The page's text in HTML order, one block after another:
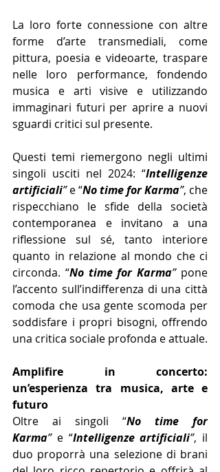
La loro forte connessione con altre
forme d’arte transmediali, come
pittura, poesia e videoarte, traspare
nelle loro performance, fondendo
musica e arti visive e utilizzando
immaginari futuri per aprire a nuovi
sguardi critici sul presente.
Questi temi riemergono negli ultimi
singoli usciti nel 2024: “Intelligenze
artificiali” e “No time for Karma”, che
rispecchiano le sfide della società
contemporanea e invitano a una
riflessione sul sé, tanto interiore
quanto in relazione al mondo che ci
circonda. “No time for Karma” pone
l’accento sull’indifferenza di una città
comoda che usa gente scomoda per
soddisfare i propri bisogni, offrendo
una critica sociale profonda e attuale.
Amplifire in concerto:
un’esperienza tra musica, arte e
futuro
Oltre ai singoli “No time for
Karma” e “Intelligenze artificiali”, il
duo proporrà una selezione di brani